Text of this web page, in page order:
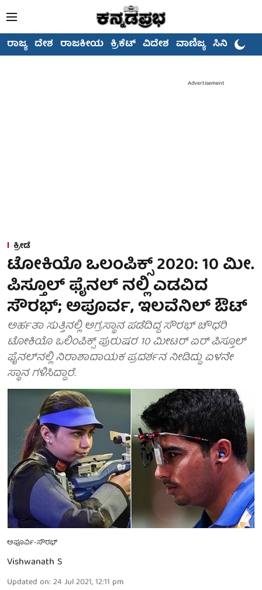
ರಾಜ್ಯ ದೇಶ ರಾಜಕೀಯ ಕ್ರಿಕೆಟ್ ವಿದೇಶ ವಾಣಿಜ್ಯ ಸಿನಿಮಾ
Advertisement
ಕ್ರೀಡೆ
ಟೋಕಿಯೊ ಒಲಂಪಿಕ್ಸ್‌ 2020: 10 ಮೀ.
ಪಿಸ್ತೂಲ್ ಫೈನಲ್‌ ನಲ್ಲಿ ಎಡವಿದ
ಸೌರಭ್; ಅಪೂರ್ವ, ಇಲವೆನಿಲ್ ಔಟ್
ಅರ್ಹತಾ ಸುತ್ತಿನಲ್ಲಿ ಅಗ್ರಸ್ಥಾನ ಪಡೆದಿದ್ದ ಸೌರಭ್ ಚೌಧರಿ
ಟೋಕಿಯೊ ಒಲಿಂಪಿಕ್ಸ್‌ ಪುರುಷರ 10 ಮೀಟರ್ ಏರ್ ಪಿಸ್ತೂಲ್
ಫೈನಲ್‌ನಲ್ಲಿ ನಿರಾಶಾದಾಯಕ ಪ್ರದರ್ಶನ ನೀಡಿದ್ದು ಏಳನೇ
ಸ್ಥಾನ ಗಳಿಸಿದ್ದಾರೆ.
ಅಪೂರ್ವಿ-ಸೌರಭ್
Vishwanath S
Updated on: 24 Jul 2021, 12:11 pm